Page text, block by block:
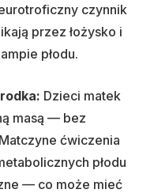
czynnik
przez łożysko i
płodu.
Dzieci matek
masą — bez
ćwiczenia
płodu
— co może mieć